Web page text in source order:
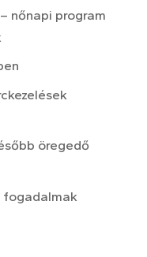
nőnapi program
öregedő
fogadalmak